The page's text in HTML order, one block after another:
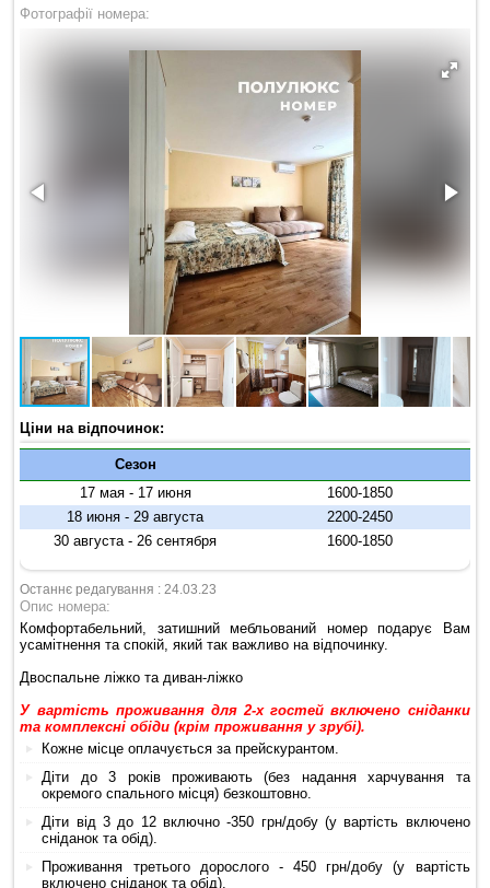
Фотографії номера:
Ціни на відпочинок:
Сезон
17 мая - 17 июня
1600-1850
18 июня - 29 августа
2200-2450
30 августа - 26 сентября
1600-1850
Останнє редагування : 24.03.23
Опис номера:
Комфортабельний, затишний мебльований номер подарує Вам
усамітнення та спокій, який так важливо на відпочинку.
Двоспальне ліжко та диван-ліжко
У вартість проживання для 2-х гостей включено сніданки
та комплексні обіди (крім проживання у зрубі).
Кожне місце оплачується за прейскурантом.
Діти до 3 років проживають (без надання харчування та
окремого спального місця) безкоштовно.
Діти від 3 до 12 включно -350 грн/добу (у вартість включено
сніданок та обід).
Проживання третього дорослого - 450 грн/добу (у вартість
включено сніданок та обід).